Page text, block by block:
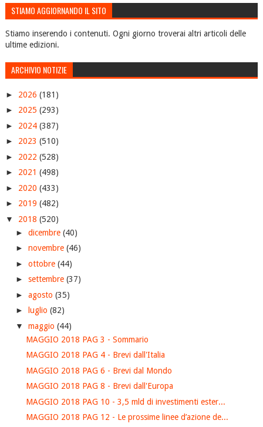
STIAMO AGGIORNANDO IL SITO
Stiamo inserendo i contenuti. Ogni giorno troverai altri articoli delle
ultime edizioni.
ARCHIVIO NOTIZIE
► 2026 (181)
► 2025 (293)
► 2024 (387)
► 2023 (510)
► 2022 (528)
► 2021 (498)
► 2020 (433)
► 2019 (482)
▼ 2018 (520)
► dicembre (40)
► novembre (46)
► ottobre (44)
► settembre (37)
► agosto (35)
►
luglio (82)
▼ maggio (44)
MAGGIO 2018 PAG 3 - Sommario
MAGGIO 2018 PAG 4 - Brevi dall'Italia
MAGGIO 2018 PAG 6 - Brevi dal Mondo
MAGGIO 2018 PAG 8 - Brevi dall'Europa
MAGGIO 2018 PAG 10 - 3,5 mld di investimenti ester...
MAGGIO 2018 PAG 12 - Le prossime linee d’azione de...